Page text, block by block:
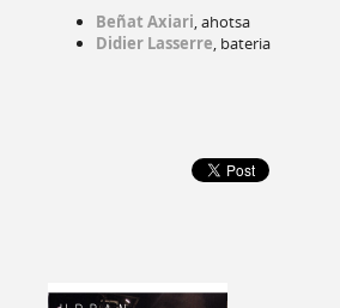
Beñat Axiari, ahotsa
Didier Lasserre, bateria